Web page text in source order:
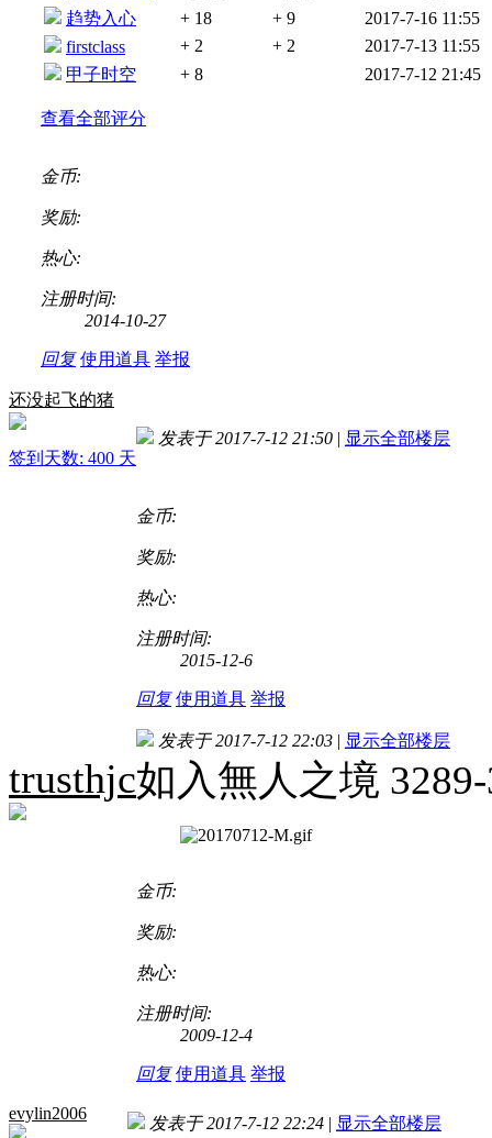
趋势入心
+ 18 + 9
2017-7-16 11:55
firstclass
+ 2 + 2
2017-7-13 11:55
甲子时空
+ 8 2017-7-12 21:45
查看全部评分
金币:
奖励:
热心:
注册时间:
2014-10-27
回复 使用道具 举报
还没起飞的猪
签到天数: 400 天
发表于 2017-7-12 21:50 | 显示全部楼层
金币:
奖励:
热心:
注册时间:
2015-12-6
回复 使用道具 举报
trusthjc
发表于 2017-7-12 22:03 | 显示全部楼层
如入無人之境
金币:
奖励:
热心:
注册时间:
2009-12-4
回复 使用道具 举报
evylin2006
发表于 2017-7-12 22:24 | 显示全部楼层